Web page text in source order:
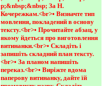
p;&nbsp;&nbsp; За Н.
Кочережкам.<br>• Визначте тип
мовлення, покладений в основу
тексту.<br>• Прочитайте абзац, у
якому йдеться про виготовлення
витинанки.<br>• Складіть і
запишіть складний план тексту.
<br>• За планом напишіть
переказ.<br>• Виріжте вдома
паперову витинанку, дайте їй